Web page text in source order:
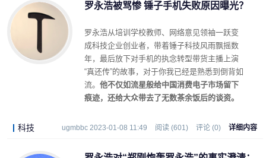
罗永浩被骂惨 锤子手机失败原因曝光？
罗永浩从培训学校教师、网络意见领袖一跃变
成科技企业创业者，带着锤子科技风雨飘摇数
年，最后放下对手机的执念转型带货主播上演
“真还传”的故事，对于你我已经是熟悉到倒背如
流。 他不仅如流星般给中国消费电子市场留下
痕迹，还给大众带去了无数茶余饭后的谈资。
科技 ugmbbc 2023-01-08 11:49 阅读 (601) 评论 (0) 详细内容